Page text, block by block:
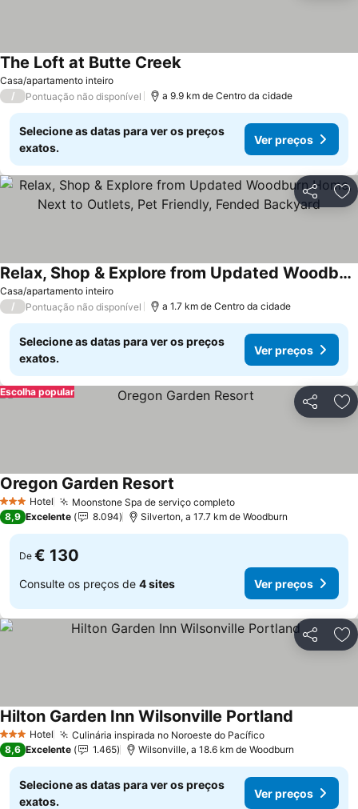
Casa/apartamento inteiro
The Loft at Butte CreekVer preços
/ Pontuação não disponível a 9.9 km de Centro da cidade
Selecione as datas para ver os preços
exatos.
Ver preços
Partilhar
Casa/apartamento inteiro
Relax, Shop & Explore from Updated Woodburn Home, Next to Outlets, Pet Friendly, Fended Backyard
Ver preços
/ Pontuação não disponível a 1.7 km de Centro da cidade
Selecione as datas para ver os preços
exatos.
Ver preços
Partilhar
Escolha popular
3 EstrelasHotel Moonstone Spa de serviço completoVer preços
Oregon Garden Resort
8,9 Excelente 8.094 Silverton, a 17.7 km de Woodburn
De € 130
Consulte os preços de 4 sites Ver preços
Partilhar
3 EstrelasHotel Culinária inspirada no Noroeste do PacíficoVer preços
Hilton Garden Inn Wilsonville Portland
8,6 Excelente 1.465 Wilsonville, a 18.6 km de Woodburn
Selecione as datas para ver os preços
exatos.
Ver preços